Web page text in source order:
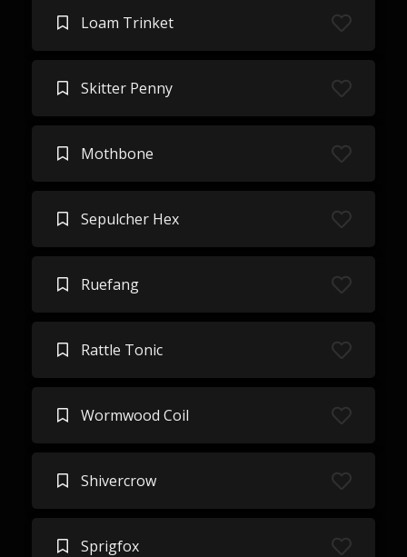
Loam Trinket
Skitter Penny
Mothbone
Sepulcher Hex
Ruefang
Rattle Tonic
Wormwood Coil
Shivercrow
Sprigfox